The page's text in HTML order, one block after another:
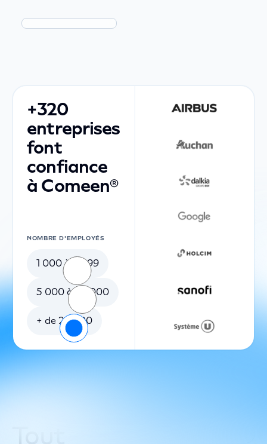
+320
entreprises
font
confiance
à Comeen®
NOMBRE D'EMPLOYÉS
1 000 à 4 999
5 000 à 20 000
+ de 20 000